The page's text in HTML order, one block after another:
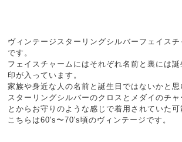
ヴィンテージスターリングシルバーフェイスチ
です。
フェイスチャームにはそれぞれ名前と裏には
印が入っています。
家族や身近な人の名前と誕生日ではないかと思
スターリングシルバーのクロスとメダイのチャ
とからお守りのような感じで着用されていた可
こちらは60's〜70's頃のヴィンテージです。